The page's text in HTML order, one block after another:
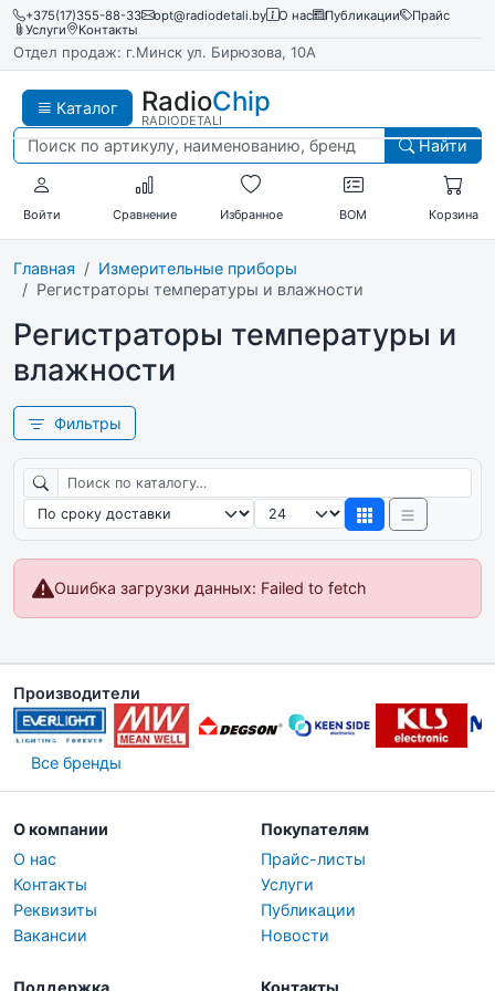
+375(17)355-88-33 opt@radiodetali.by О нас Публикации
Прайс
Услуги
Контакты
Отдел продаж: г.Минск ул. Бирюзова, 10А
Каталог RadioChip
RADIODETALI
Найти
Войти Сравнение Избранное BOM Корзина
Главная
Измерительные приборы
Регистраторы температуры и влажности
Регистраторы температуры и
влажности
Фильтры
Поиск по каталогу
Сортировка
Товаров на странице
Ошибка загрузки данных: Failed to fetch
Производители
Все бренды
О компании
О нас
Контакты
Реквизиты
Вакансии
Покупателям
Прайс-листы
Услуги
Публикации
Новости
Поддержка Контакты